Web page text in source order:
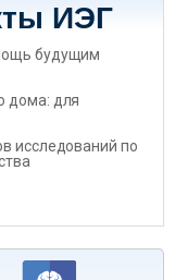
ИЭГ
будущим
дома: для
исследований по